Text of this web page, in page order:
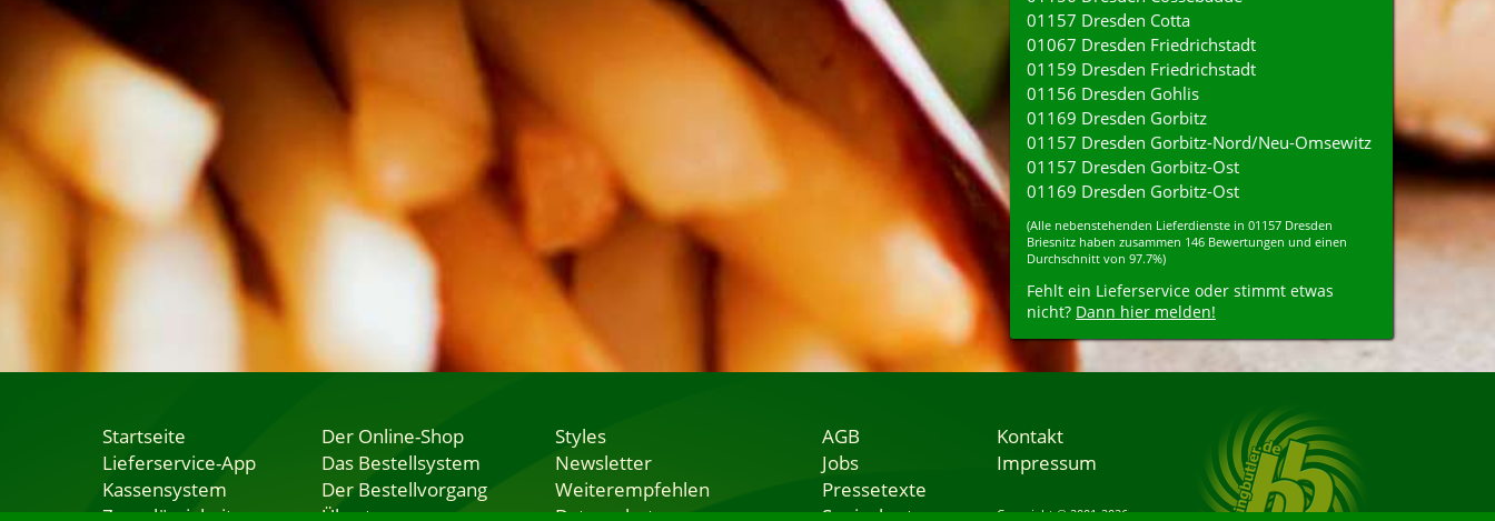
01157 Dresden Cotta
01067 Dresden Friedrichstadt
01159 Dresden Friedrichstadt
01156 Dresden Gohlis
01169 Dresden Gorbitz
01157 Dresden Gorbitz-Nord/Neu-Omsewitz
01157 Dresden Gorbitz-Ost
01169 Dresden Gorbitz-Ost
(Alle nebenstehenden Lieferdienste in 01157 Dresden
Briesnitz haben zusammen 146 Bewertungen und einen
Durchschnitt von 97.7%)
Fehlt ein Lieferservice oder stimmt etwas
nicht? Dann hier melden!
Startseite
Lieferservice-App
Kassensystem
Zuverlässigkeit
Der Online-Shop
Das Bestellsystem
Der Bestellvorgang
Übertragung
Styles
Newsletter
Weiterempfehlen
Datenschutz
AGB
Jobs
Pressetexte
Speisekarten
Kontakt
Impressum
Copyright © 2001-2026